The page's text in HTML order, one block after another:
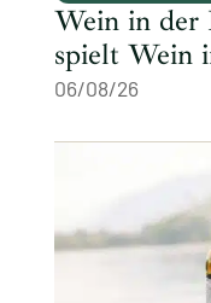
Wein in
spielt Wein
06/08/26